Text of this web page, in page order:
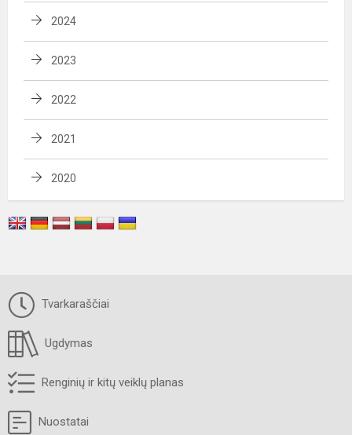
2024
2023
2022
2021
2020
Tvarkaraščiai
Ugdymas
Renginių ir kitų veiklų planas
Nuostatai